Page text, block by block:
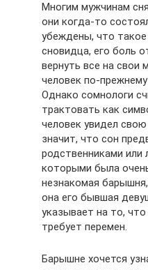
Многим мужчинам
они когда-то
убеждены, что
сновидца, его боль
вернуть все на свои
человек по-
Однако сомнологи
трактовать как
человек увидел
значит, что сон
родственниками или
которыми была
незнакомая
она его бывшая
указывает на то,
требует перемен.
Барышне хочется